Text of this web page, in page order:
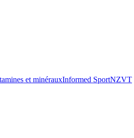
et minérauxInformed SportNZVT